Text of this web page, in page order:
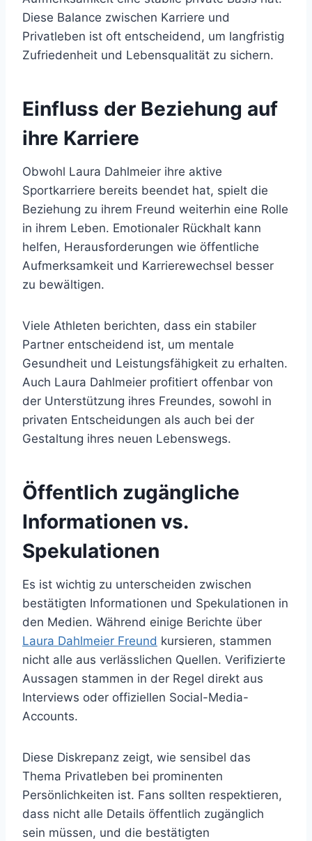
Diese Balance zwischen Karriere und
Privatleben ist oft entscheidend, um langfristig
Zufriedenheit und Lebensqualität zu sichern.
Einfluss der Beziehung auf
ihre Karriere
Obwohl Laura Dahlmeier ihre aktive
Sportkarriere bereits beendet hat, spielt die
Beziehung zu ihrem Freund weiterhin eine Rolle
in ihrem Leben. Emotionaler Rückhalt kann
helfen, Herausforderungen wie öffentliche
Aufmerksamkeit und Karrierewechsel besser
zu bewältigen.
Viele Athleten berichten, dass ein stabiler
Partner entscheidend ist, um mentale
Gesundheit und Leistungsfähigkeit zu erhalten.
Auch Laura Dahlmeier profitiert offenbar von
der Unterstützung ihres Freundes, sowohl in
privaten Entscheidungen als auch bei der
Gestaltung ihres neuen Lebenswegs.
Öffentlich zugängliche
Informationen vs.
Spekulationen
Es ist wichtig zu unterscheiden zwischen
bestätigten Informationen und Spekulationen in
den Medien. Während einige Berichte über
Laura Dahlmeier Freund kursieren, stammen
nicht alle aus verlässlichen Quellen. Verifizierte
Aussagen stammen in der Regel direkt aus
Interviews oder offiziellen Social-Media-
Accounts.
Diese Diskrepanz zeigt, wie sensibel das
Thema Privatleben bei prominenten
Persönlichkeiten ist. Fans sollten respektieren,
dass nicht alle Details öffentlich zugänglich
sein müssen, und die bestätigten